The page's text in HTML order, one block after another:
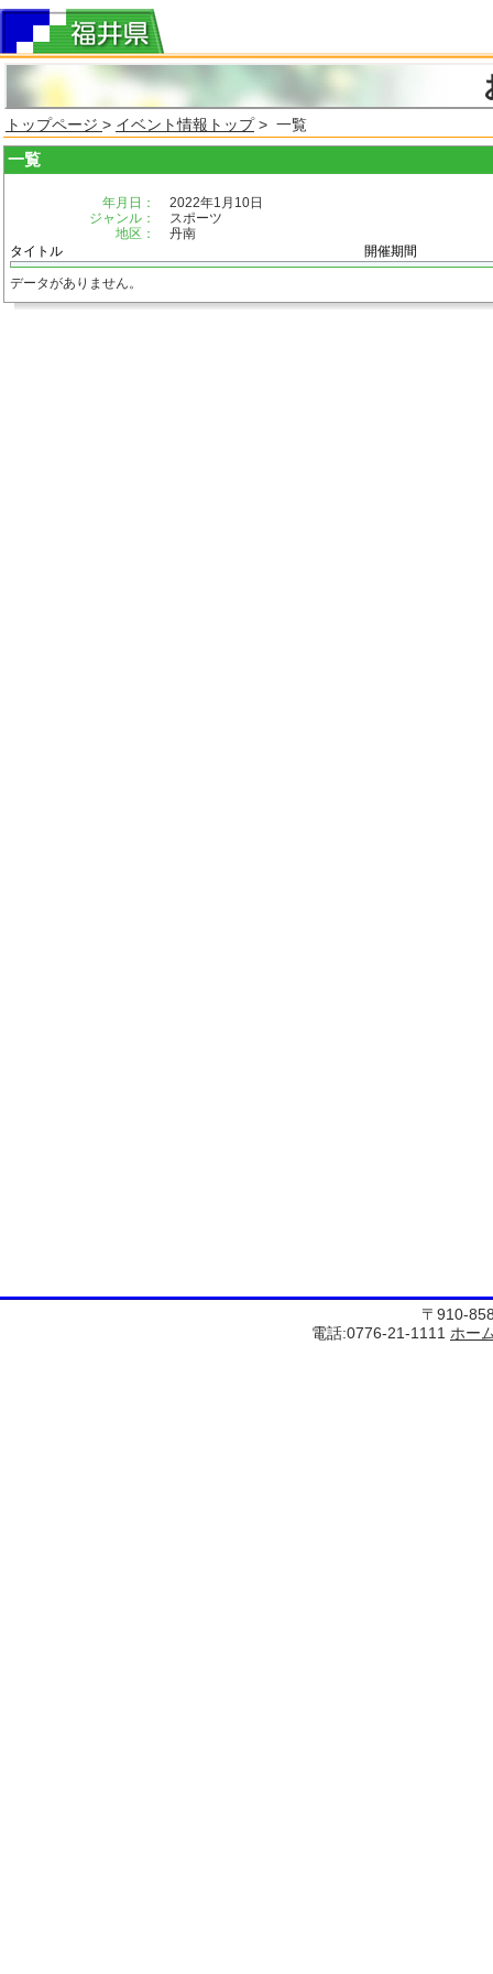
トップページ > イベント情報トップ> 一覧
一覧
年月日：
2022年1月10日
ジャンル：
スポーツ
地区：
丹南
タイトル
開催期間
データがありません。
〒910-
電話:0776-21-1111 ホー